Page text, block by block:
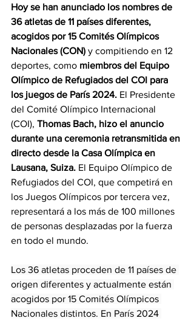
Hoy se han anunciado los nombres de
36 atletas de 11 países diferentes,
acogidos por 15 Comités Olímpicos
Nacionales (CON) y compitiendo en 12
deportes, como miembros del Equipo
Olímpico de Refugiados del COI para
los juegos de París 2024. El Presidente
del Comité Olímpico Internacional
(COI), Thomas Bach, hizo el anuncio
durante una ceremonia retransmitida en
directo desde la Casa Olímpica en
Lausana, Suiza. El Equipo Olímpico de
Refugiados del COI, que competirá en
los Juegos Olímpicos por tercera vez,
representará a los más de 100 millones
de personas desplazadas por la fuerza
en todo el mundo.
Los 36 atletas proceden de 11 países de
origen diferentes y actualmente están
acogidos por 15 Comités Olímpicos
Nacionales distintos. En París 2024